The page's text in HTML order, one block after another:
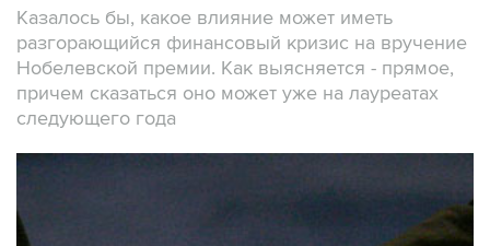
Казалось бы, какое влияние может иметь
разгорающийся финансовый кризис на вручение
Нобелевской премии. Как выясняется - прямое,
причем сказаться оно может уже на лауреатах
следующего года